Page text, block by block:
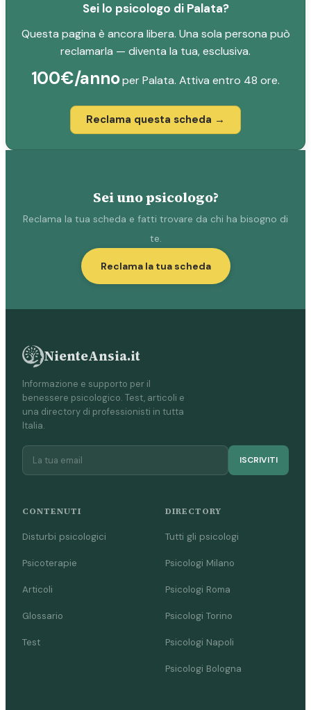
Sei lo psicologo di Palata?
Questa pagina è ancora libera. Una sola persona può
reclamarla — diventa la tua, esclusiva.
100€/annoper Palata. Attiva entro 48 ore.
Reclama questa scheda →
Sei uno psicologo?
Reclama la tua scheda e fatti trovare da chi ha bisogno di
te.
Reclama la tua scheda
NienteAnsia.it
Informazione e supporto per il
benessere psicologico. Test, articoli e
una directory di professionisti in tutta
Italia.
ISCRIVITI
CONTENUTI
Disturbi psicologici
Psicoterapie
Articoli
Glossario
Test
DIRECTORY
Tutti gli psicologi
Psicologi Milano
Psicologi Roma
Psicologi Torino
Psicologi Napoli
Psicologi Bologna